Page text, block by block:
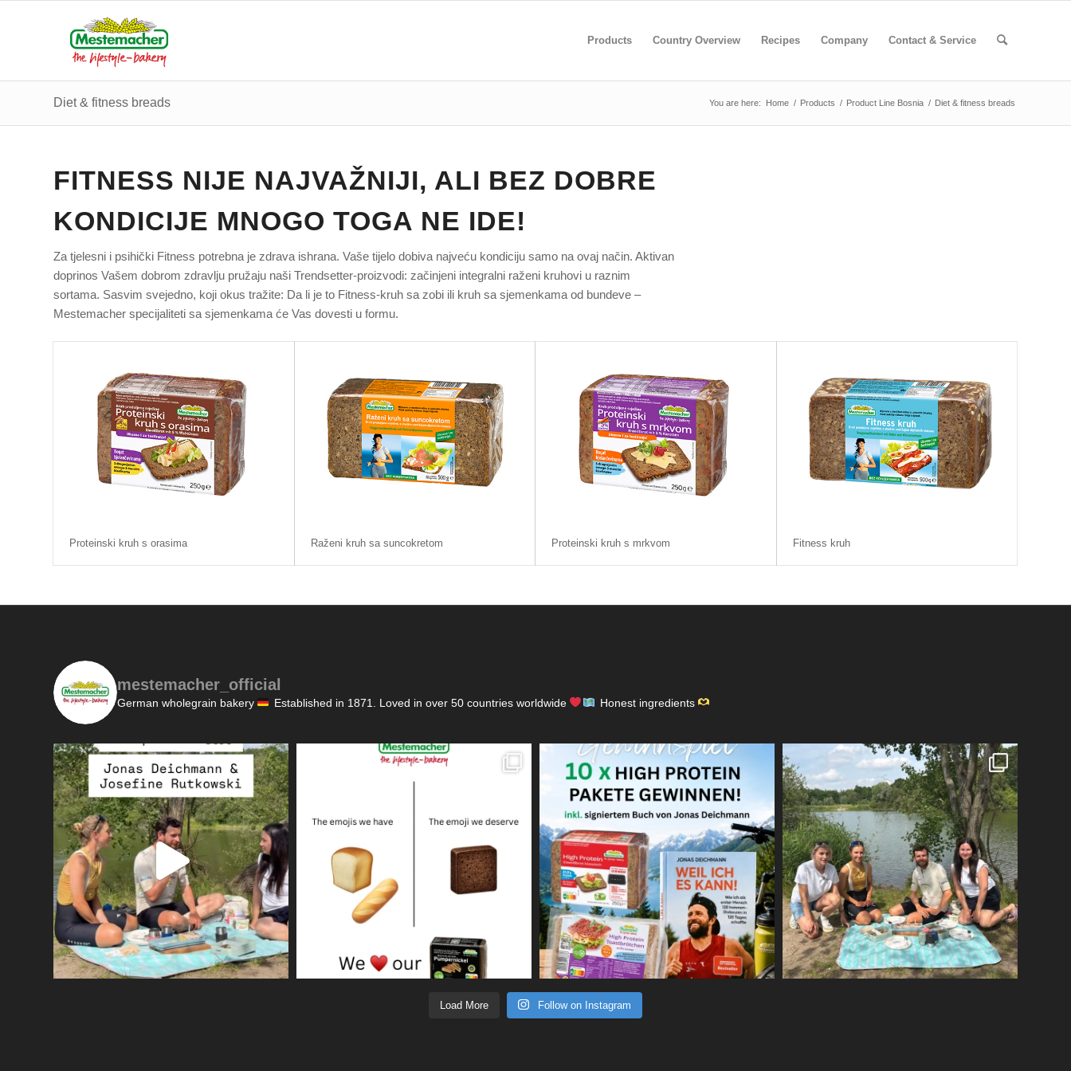
Products Country Overview Recipes Company Contact & Service
Diet & fitness breads You are here: Home / Products / Product Line Bosnia / Diet & fitness breads
FITNESS NIJE NAJVAŽNIJI, ALI BEZ DOBRE
KONDICIJE MNOGO TOGA NE IDE!
Za tjelesni i psihički Fitness potrebna je zdrava ishrana. Vaše tijelo dobiva najveću kondiciju samo na ovaj način. Aktivan
doprinos Vašem dobrom zdravlju pružaju naši Trendsetter-proizvodi: začinjeni integralni raženi kruhovi u raznim
sortama. Sasvim svejedno, koji okus tražite: Da li je to Fitness-kruh sa zobi ili kruh sa sjemenkama od bundeve –
Mestemacher specijaliteti sa sjemenkama će Vas dovesti u formu.
Proteinski kruh s orasima Raženi kruh sa suncokretom Proteinski kruh s mrkvom Fitness kruh
mestemacher_official
German wholegrain bakery Established in 1871. Loved in over 50 countries worldwide Honest ingredients
Load More Follow on Instagram